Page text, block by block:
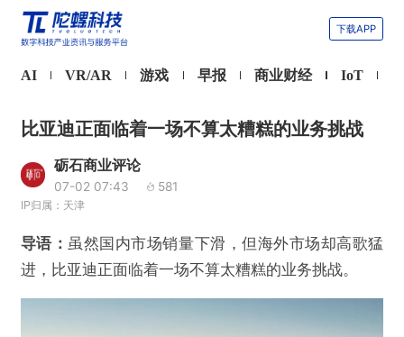
下载APP
AI VR/AR 游戏 早报 商业财经 IoT
比亚迪正面临着一场不算太糟糕的业务挑战
砺石商业评论
07-02 07:43 581
IP归属：天津
导语： 虽然国内市场销量下滑，但海外市场却高歌猛
进，比亚迪正面临着一场不算太糟糕的业务挑战。